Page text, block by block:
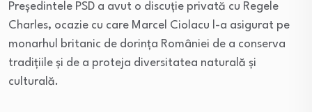
Președintele PSD a avut o discuție privată cu Regele
Charles, ocazie cu care Marcel Ciolacu l-a asigurat pe
monarhul britanic de dorința României de a conserva
tradițiile și de a proteja diversitatea naturală și
culturală.